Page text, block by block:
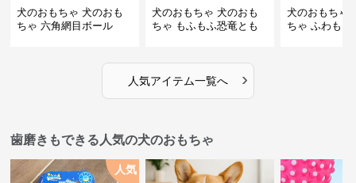
犬のおもちゃ 犬のおも
ちゃ 六角網目ボール
犬のおもちゃ 犬のおも
ちゃ もふもふ恐竜とも
犬のおもちゃ
ちゃ ふわもこ
人気アイテム一覧へ ›
歯磨きもできる人気の犬のおもちゃ
人気